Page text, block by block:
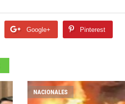
Google+ Pinterest
NACIONALES